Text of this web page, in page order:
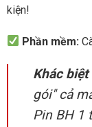
kiện!
Phần mềm:
Khác
gói" cả
Pin BH 1